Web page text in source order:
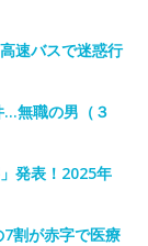
速バスで迷惑行
…無職の男（３
発表！2025年
割が赤字で医療